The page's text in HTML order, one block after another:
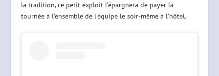
la tradition, ce petit exploit l’épargnera de payer la
tournée à l’ensemble de l’équipe le soir-même à l’hôtel.